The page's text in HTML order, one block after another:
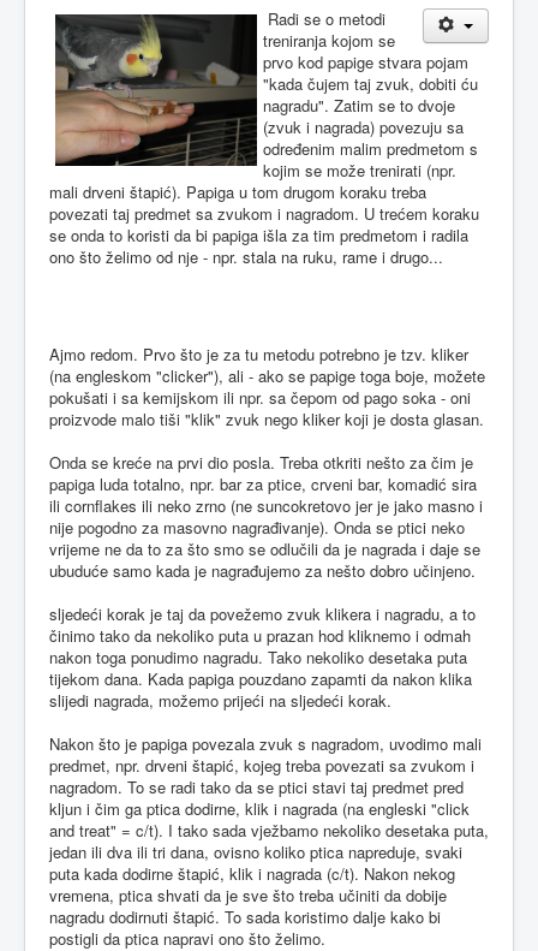
Radi se o metodi
treniranja kojom se
prvo kod papige stvara pojam
"kada čujem taj zvuk, dobiti ću
nagradu". Zatim se to dvoje
(zvuk i nagrada) povezuju sa
određenim malim predmetom s
kojim se može trenirati (npr.
mali drveni štapić). Papiga u tom drugom koraku treba
povezati taj predmet sa zvukom i nagradom. U trećem koraku
se onda to koristi da bi papiga išla za tim predmetom i radila
ono što želimo od nje - npr. stala na ruku, rame i drugo...
Ajmo redom. Prvo što je za tu metodu potrebno je tzv. kliker
(na engleskom "clicker"), ali - ako se papige toga boje, možete
pokušati i sa kemijskom ili npr. sa čepom od pago soka - oni
proizvode malo tiši "klik" zvuk nego kliker koji je dosta glasan.
Onda se kreće na prvi dio posla. Treba otkriti nešto za čim je
papiga luda totalno, npr. bar za ptice, crveni bar, komadić sira
ili cornflakes ili neko zrno (ne suncokretovo jer je jako masno i
nije pogodno za masovno nagrađivanje). Onda se ptici neko
vrijeme ne da to za što smo se odlučili da je nagrada i daje se
ubuduće samo kada je nagrađujemo za nešto dobro učinjeno.
sljedeći korak je taj da povežemo zvuk klikera i nagradu, a to
činimo tako da nekoliko puta u prazan hod kliknemo i odmah
nakon toga ponudimo nagradu. Tako nekoliko desetaka puta
tijekom dana. Kada papiga pouzdano zapamti da nakon klika
slijedi nagrada, možemo prijeći na sljedeći korak.
Nakon što je papiga povezala zvuk s nagradom, uvodimo mali
predmet, npr. drveni štapić, kojeg treba povezati sa zvukom i
nagradom. To se radi tako da se ptici stavi taj predmet pred
kljun i čim ga ptica dodirne, klik i nagrada (na engleski "click
and treat" = c/t). I tako sada vježbamo nekoliko desetaka puta,
jedan ili dva ili tri dana, ovisno koliko ptica napreduje, svaki
puta kada dodirne štapić, klik i nagrada (c/t). Nakon nekog
vremena, ptica shvati da je sve što treba učiniti da dobije
nagradu dodirnuti štapić. To sada koristimo dalje kako bi
postigli da ptica napravi ono što želimo.